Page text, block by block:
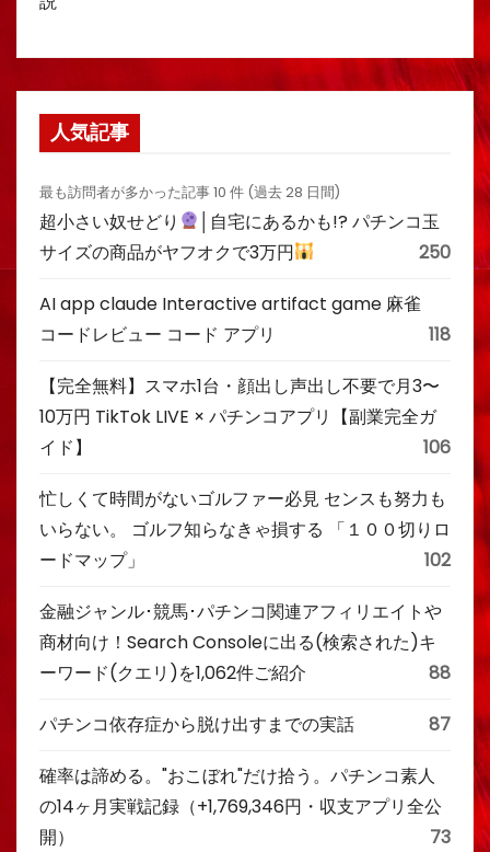
人気記事
最も訪問者が多かった記事 10 件 (過去 28 日間)
超小さい奴せどり
│自宅にあるかも!? パチンコ玉
サイズの商品がヤフオクで3万円
250
AI app claude Interactive artifact game 麻雀
コードレビュー コード アプリ
118
【完全無料】スマホ1台・顔出し声出し不要で月3〜
10万円 TikTok LIVE × パチンコアプリ【副業完全ガ
イド】
106
忙しくて時間がないゴルファー必見 センスも努力も
いらない。 ゴルフ知らなきゃ損する 「１００切りロ
ードマップ」
102
金融ジャンル･競馬･パチンコ関連アフィリエイトや
商材向け！Search Consoleに出る(検索された)キ
ーワード(クエリ)を1,062件ご紹介
88
パチンコ依存症から脱け出すまでの実話 87
確率は諦める。"おこぼれ"だけ拾う。パチンコ素人
の14ヶ月実戦記録（+1,769,346円・収支アプリ全公
開）
73